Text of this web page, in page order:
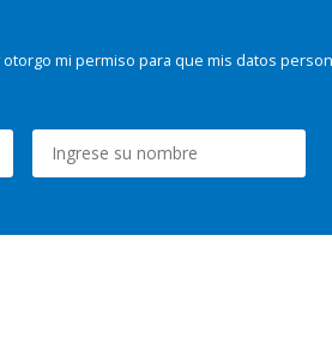
otorgo mi permiso para que mis datos